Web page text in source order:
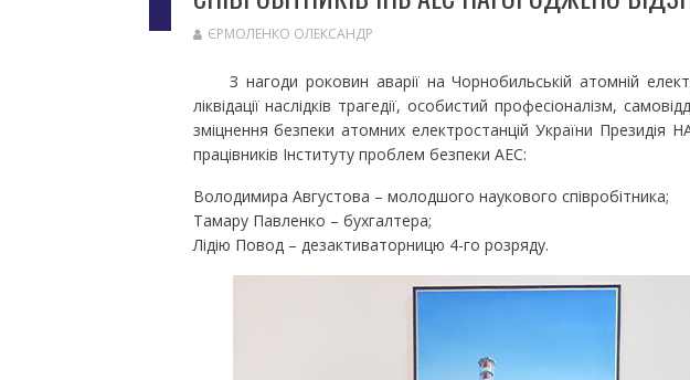
ЄРМОЛЕНКО ОЛЕКСАНДР
З нагоди роковин аварії на Чорнобильській атомній
ліквідації наслідків трагедії, особистий професіоналізм,
зміцнення безпеки атомних електростанцій України
працівників Інституту проблем безпеки АЕС:
Володимира Августова – молодшого наукового співробітника;
Тамару Павленко – бухгалтера;
Лідію Повод – дезактиваторницю 4-го розряду.